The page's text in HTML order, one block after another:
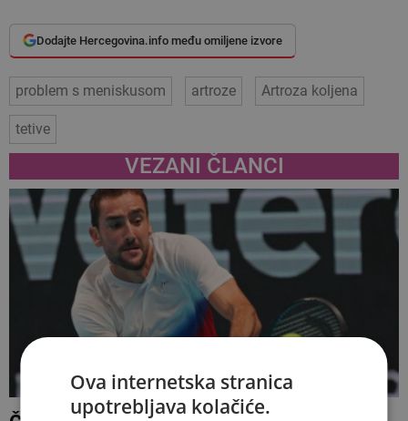
Dodajte Hercegovina.info među omiljene izvore
problem s meniskusom artroze Artroza koljena
tetive
VEZANI ČLANCI
Ova internetska stranica
upotrebljava kolačiće.